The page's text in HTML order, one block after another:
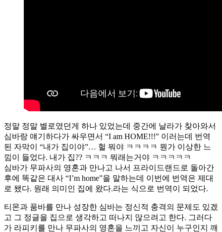
정말 정말 별로였던게 하나 있었는데 중간에 날라가 찾아와서
심바랑 얘기하다가 싸우면서 “I am HOME!!!” 이러는데 번역
된 자막이 “내가 집이야”… 헐 뭐야 ㅋㅋㅋㅋ 뭔가 이상한 느
낌이 들었다. 내가 집?? ㅋㅋㅋ 뭐래는거야 ㅋㅋㅋㅋㅋ
심바가 무파사의 영혼과 만나고 나서 프라이드랜드로 돌아간
후에 똑같은 대사 “I’m home”을 말하는데 이번에 번역은 제대
로 됐다. 원래 의미인 집에 왔다.라는 식으로 번역이 되었다.
티몬과 품바를 만나 성장한 심바는 정신적 충격의 문제도 있겠
고 그 정글을 집으로 생각하고 떠나지 않으려고 한다. 그러다
가 라피키를 만나 무파사의 영혼을 느끼고 자신이 누구인지 깨